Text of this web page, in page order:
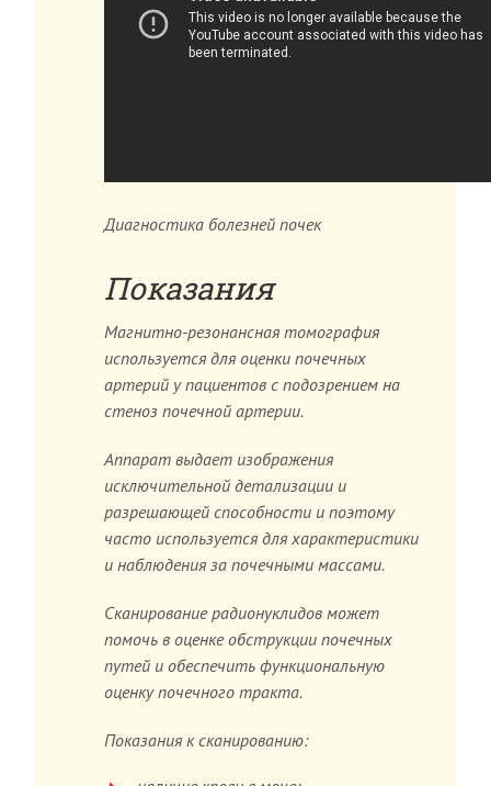
Диагностика болезней почек
Показания
Магнитно-резонансная томография
используется для оценки почечных
артерий у пациентов с подозрением на
стеноз почечной артерии.
Аппарат выдает изображения
исключительной детализации и
разрешающей способности и поэтому
часто используется для характеристики
и наблюдения за почечными массами.
Сканирование радионуклидов может
помочь в оценке обструкции почечных
путей и обеспечить функциональную
оценку почечного тракта.
Показания к сканированию: